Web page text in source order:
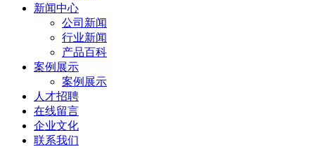
新闻中心
公司新闻
行业新闻
产品百科
案例展示
案例展示
人才招聘
在线留言
企业文化
联系我们